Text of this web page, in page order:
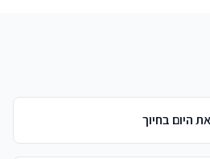
היום בחיוך